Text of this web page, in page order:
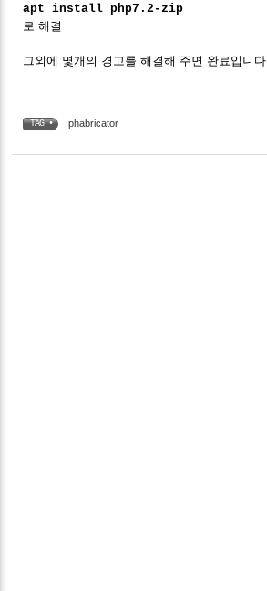
apt install php7.2-zip
로 해결
그외에 몇개의 경고를 해결해 주면 완료입니다.
TAG • phabricator